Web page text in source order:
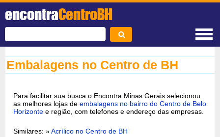
encontraCentroBH
Embalagens no Centro de BH
Para facilitar sua busca o Encontra Minas Gerais selecionou
as melhores lojas deembalagens no bairro do Centro de Belo
Horizonte e região, com telefones e endereço das empresas.
Similares: »Acrílico no Centro de BH